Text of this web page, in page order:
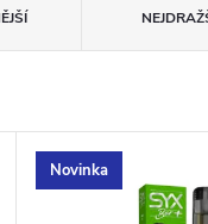
Novinka